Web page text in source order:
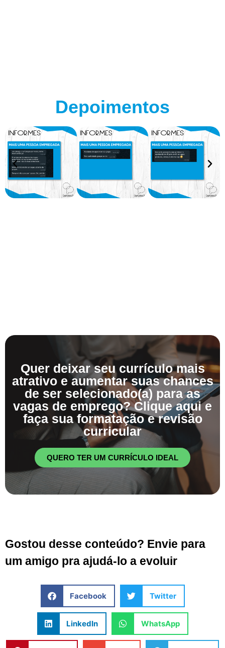
Depoimentos
Quer deixar seu currículo mais
atrativo e aumentar suas chances
de ser selecionado(a) para as
vagas de emprego? Clique aqui e
faça sua formatação e revisão
curricular
QUERO TER UM CURRÍCULO IDEAL
Gostou desse conteúdo? Envie para
um amigo pra ajudá-lo a evoluir
Facebook Twitter
LinkedIn WhatsApp